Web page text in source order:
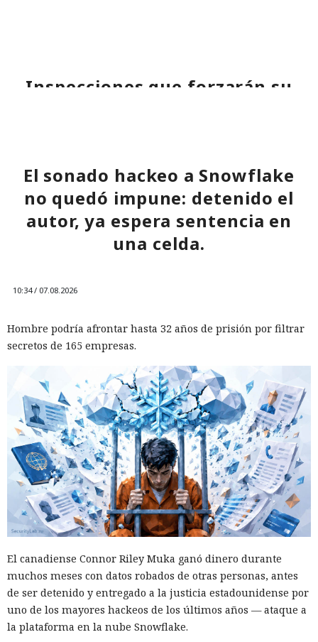
Inspecciones que forzarán su
12:43 / 07.08.2026
Otra corporación corre el riesgo de repetir la triste suerte de
Las sanciones y restricciones contra las empresas
tecnológicas chinas por parte de las autoridades
estadounidenses hace tiempo que son noticia habitual —
ahora un escenario similarse está desarrollandoen sentido
inverso. La Administración del Ciberespacio de China
anunció el inicio de una revisión de los productos de la
estadounidense Palo Alto Networks que se venden en el
territorio del país, citando riesgos para la infraestructura
informática crítica y la seguridad nacional.
El regulador no nombró productos concretos de la compañía
El sonado hackeo a Snowflake
no quedó impune: detenido el
autor, ya espera sentencia en
una celda.
10:34 / 07.08.2026
Hombre podría afrontar hasta 32 años de prisión por filtrar
secretos de 165 empresas.
El canadiense Connor Riley Muka ganó dinero durante
muchos meses con datos robados de otras personas, antes
de ser detenido y entregado a la justicia estadounidense por
uno de los mayores hackeos de los últimos años — ataque a
la plataforma en la nube Snowflake.